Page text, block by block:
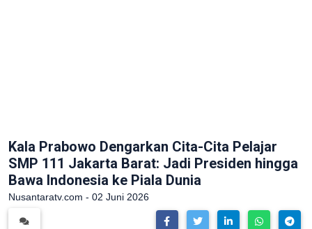
Kala Prabowo Dengarkan Cita-Cita Pelajar
SMP 111 Jakarta Barat: Jadi Presiden hingga
Bawa Indonesia ke Piala Dunia
Nusantaratv.com - 02 Juni 2026